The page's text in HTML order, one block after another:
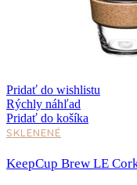
Pridať do wishlistu
Rýchly náhľad
Pridať do košíka
SKLENENÉ
KeepCup Brew LE